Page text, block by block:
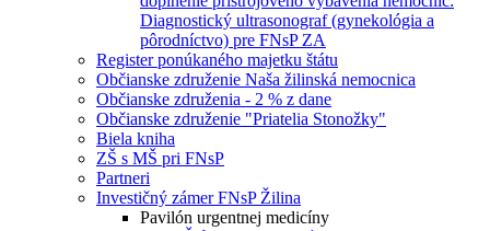
Diagnostický ultrasonograf (gynekológia a
pôrodníctvo) pre FNsP ZA
Register ponúkaného majetku štátu
Občianske združenie Naša žilinská nemocnica
Občianske združenia - 2 % z dane
Občianske združenie "Priatelia Stonožky"
Biela kniha
ZŠ s MŠ pri FNsP
Partneri
Investičný zámer FNsP Žilina
Pavilón urgentnej medicíny